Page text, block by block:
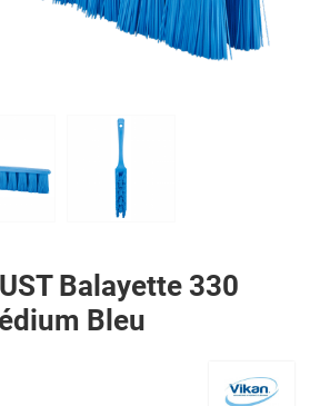
Balayette 330
Bleu